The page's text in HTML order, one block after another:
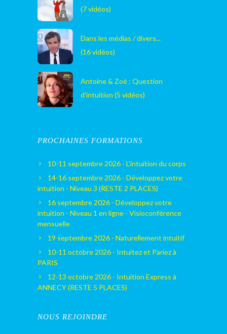
(7 vidéos)
Dans les médias / divers...
(16 vidéos)
Antoine & Zoé : Question
d'intuition (5 vidéos)
PROCHAINES FORMATIONS
10-11 septembre 2026 - L'intuition du corps
14-16 septembre 2026 - Développez votre
intuition - Niveau 3 (RESTE 2 PLACES)
16 septembre 2026 - Développez votre
intuition - Niveau 1 en ligne - Visioconférence
mensuelle
19 septembre 2026 - Naturellement intuitif
10-11 octobre 2026 - Intuitez et Pariez à
PARIS
12-13 octobre 2026 - Intuition Express à
ANNECY (RESTE 5 PLACES)
NOUS REJOINDRE